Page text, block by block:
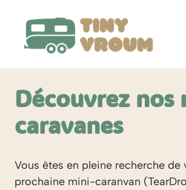
contenu
Découvrez nos
caravanes
Vous êtes en pleine recherche de
prochaine mini-caranvan